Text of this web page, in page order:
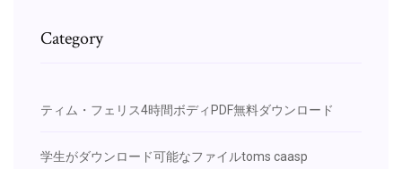
Category
ティム・フェリス4時間ボディPDF無料ダウンロード
学生がダウンロード可能なファイルtoms caasp